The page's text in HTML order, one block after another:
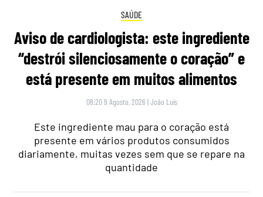
SAÚDE
Aviso de cardiologista: este ingrediente
“destrói silenciosamente o coração” e
está presente em muitos alimentos
08:20 9 Agosto, 2026 |João Luís
Este ingrediente mau para o coração está
presente em vários produtos consumidos
diariamente, muitas vezes sem que se repare na
quantidade